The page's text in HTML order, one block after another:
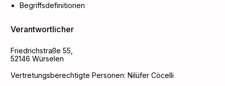
Begriffsdefinitionen
Verantwortlicher
Friedrichstraße 55
52146 Würselen
Vertretungsberechtigte Personen: Nilüfer Cöcelli